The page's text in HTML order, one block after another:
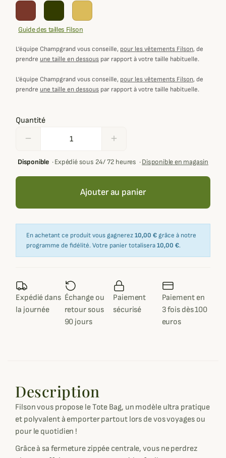
Guide des tailles Filson
L’équipe Champgrand vous conseille, pour les vêtements Filson, de
prendre une taille en dessous par rapport à votre taille habituelle.
L’équipe Champgrand vous conseille, pour les vêtements Filson, de
prendre une taille en dessous par rapport à votre taille habituelle.
Quantité
remove add
Disponible·Expédié sous 24/ 72 heures ·Disponible en magasin
Ajouter au panier
En achetant ce produit vous gagnerez10,00 € grâce à notre
programme de fidélité. Votre panier totalisera10,00 €.
Expédié dans
la journée
Échange ou
retour sous
90 jours
Paiement
sécurisé
Paiement en
3 fois dès 100
euros
Description
Filson vous propose le Tote Bag, un modèle ultra pratique
et polyvalent à emporter partout lors de vos voyages ou
pour le quotidien !
Grâce à sa fermeture zippée centrale, vous ne perdrez